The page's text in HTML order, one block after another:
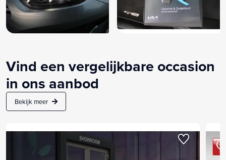
Vind een vergelijkbare occasion
in ons aanbod
Bekijk meer